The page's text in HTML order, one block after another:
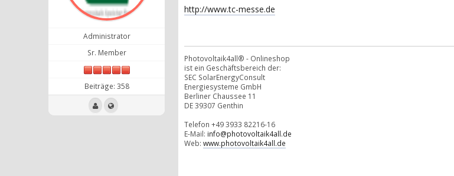
Administrator
Sr. Member
Beiträge: 358
http://www.tc-messe.de
Photovoltaik4all® - Onlineshop
ist ein Geschäftsbereich der:
SEC SolarEnergyConsult
Energiesysteme GmbH
Berliner Chaussee 11
DE 39307 Genthin
Telefon +49 3933 82216-16
E-Mail: info@photovoltaik4all.de
Web: www.photovoltaik4all.de